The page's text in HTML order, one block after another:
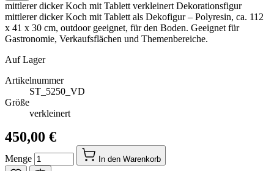
mittlerer dicker Koch mit Tablett verkleinert Dekorationsfigur
mittlerer dicker Koch mit Tablett als Dekofigur – Polyresin, ca. 112
x 41 x 30 cm, outdoor geeignet, für den Boden. Geeignet für
Gastronomie, Verkaufsflächen und Themenbereiche.
Auf Lager
Artikelnummer
ST_5250_VD
Größe
verkleinert
450,00 €
Menge In den Warenkorb